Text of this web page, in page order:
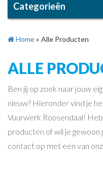
Categorieën
Home» Alle Producten
ALLE
Ben jij op zoek naar jouw
nieuw? Hieronder vind je
Vuurwerk Roosendaal!
producten of wil je gewoon
contact op met een van